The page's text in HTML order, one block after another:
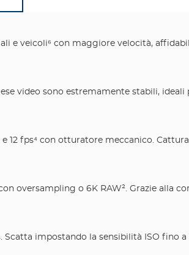
e veicoli⁶ con maggiore velocità,
video sono estremamente stabili,
12 fps⁴ con otturatore meccanico.
oversampling o 6K RAW². Grazie alla
impostando la sensibilità ISO fino a